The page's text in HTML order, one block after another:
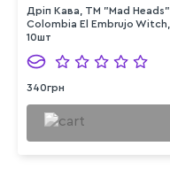
Дріп Кава, ТМ "Mad Heads"
Colombia El Embrujo Witch,
10шт
340грн